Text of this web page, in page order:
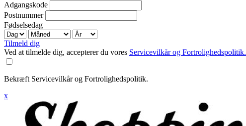
Adgangskode
Postnummer
Fødselsedag
Tilmeld dig
Ved at tilmelde dig, accepterer du vores Servicevilkår og Fortrolighedspolitik.
Bekræft Servicevilkår og Fortrolighedspolitik.
x